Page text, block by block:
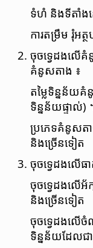
ទំហំ និង​ទីតាំង​ន
ការ​តម្រឹម រុំ​អ
ចុច​ទ្វេដង​លើ​
គំនូសតាង ៖
តម្លៃ​ទិន្នន័យ​
ទិន្នន័យ​ផ្ទាល់)
ប្រភេទ​គំនូសត
និង​ច្រើន​ទៀត
ចុច​ទ្វេដង​លើ​
ចុច​ទ្វេ​ដង​លើ​អ័
និង​ច្រើន​ទៀត
ចុច​ទ្វេដង​លើ​
ទិន្នន័យ​ដែល​